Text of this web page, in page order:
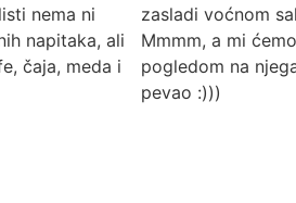
nema ni
napitaka, ali
čaja, meda i
zasladi voćnom
Mmmm, a mi
pogledom na
pevao :)))